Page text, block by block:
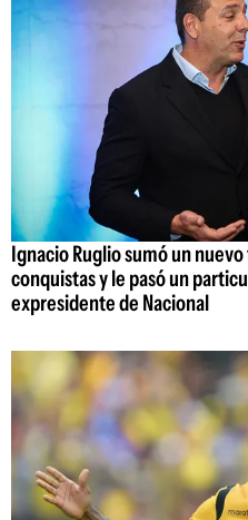
Ignacio Ruglio sumó un
conquistas y le pasó un
expresidente de Nacional